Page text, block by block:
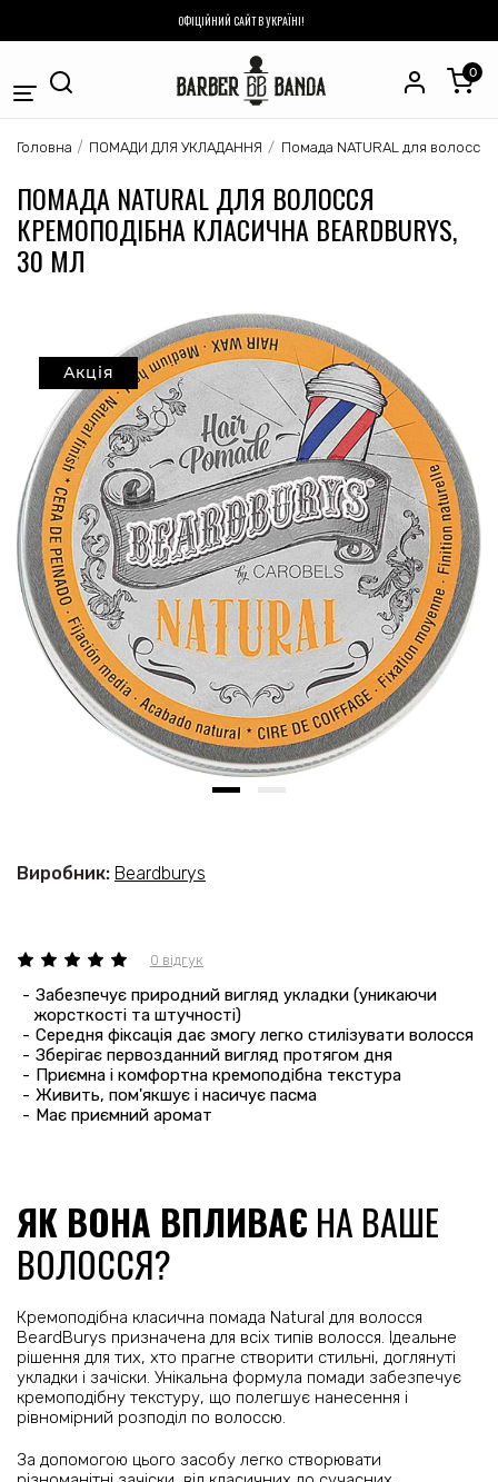
ОФІЦІЙНИЙ САЙТ В УКРАЇНІ!
0
Головна ПОМАДИ ДЛЯ УКЛАДАННЯ Помада NATURAL для волосся
ПОМАДА NATURAL ДЛЯ ВОЛОССЯ
КРЕМОПОДІБНА КЛАСИЧНА BEARDBURYS,
30 МЛ
Акція
0 відгук
Забезпечує природний вигляд укладки (уникаючи
жорсткості та штучності)
Середня фіксація дає змогу легко стилізувати волосся
Зберігає первозданний вигляд протягом дня
Приємна і комфортна кремоподібна текстура
Живить, пом'якшує і насичує пасма
Має приємний аромат
Виробник: Beardburys
ЯК ВОНА ВПЛИВАЄ НА ВАШЕ
ВОЛОССЯ?
Кремоподібна класична помада Natural для волосся
BeardBurys призначена для всіх типів волосся. Ідеальне
рішення для тих, хто прагне створити стильні, доглянуті
укладки і зачіски. Унікальна формула помади забезпечує
кремоподібну текстуру, що полегшує нанесення і
рівномірний розподіл по волоссю.
За допомогою цього засобу легко створювати